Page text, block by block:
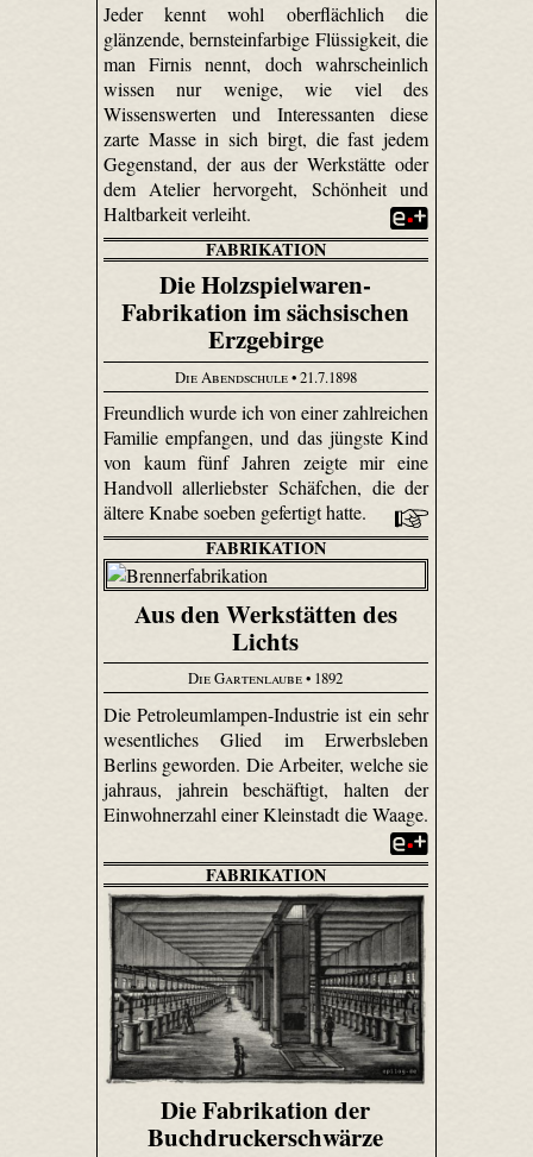
Jeder kennt wohl oberflächlich die
glänzende, bernsteinfarbige Flüssigkeit, die
man Firnis nennt, doch wahrscheinlich
wissen nur wenige, wie viel des
Wissenswerten und Interessanten diese
zarte Masse in sich birgt, die fast jedem
Gegenstand, der aus der Werkstätte oder
dem Atelier hervorgeht, Schönheit und
Haltbarkeit verleiht.
FABRIKATION
Die Holzspielwaren-
Fabrikation im sächsischen
Erzgebirge
Die Abendschule• 21.7.1898
Freundlich wurde ich von einer zahlreichen
Familie empfangen, und das jüngste Kind
von kaum fünf Jahren zeigte mir eine
Handvoll allerliebster Schäfchen, die der
ältere Knabe soeben gefertigt hatte.
FABRIKATION
Aus den Werkstätten des
Lichts
Die Gartenlaube• 1892
Die Petroleumlampen-Industrie ist ein sehr
wesentliches Glied im Erwerbsleben
Berlins geworden. Die Arbeiter, welche sie
jahraus, jahrein beschäftigt, halten der
Einwohnerzahl einer Kleinstadt die Waage.
FABRIKATION
Die Fabrikation der
Buchdruckerschwärze